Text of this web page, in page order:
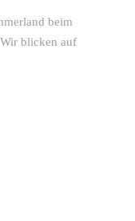
beim
blicken auf